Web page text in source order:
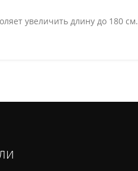
увеличить длину до 180 см.